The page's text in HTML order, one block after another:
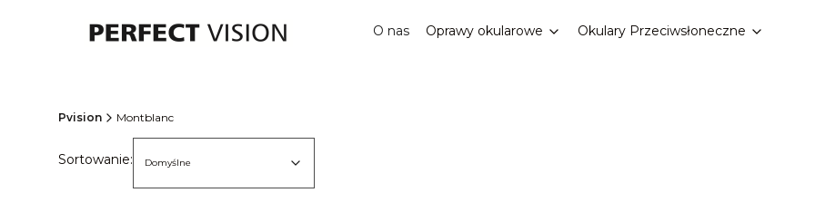
O nas Oprawy okularowe Okulary Przeciwsłoneczne
Pvision Montblanc
Lista produktów
Sortowanie: Domyślne
Domyślne